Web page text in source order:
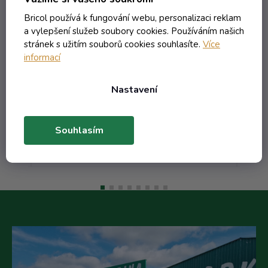
Bricol používá k fungování webu, personalizaci reklam
a vylepšení služeb soubory cookies. Používáním našich
stránek s užitím souborů cookies souhlasíte. Více
informací
Nastavení
Souhlasím
0.58 bezbarevná
Skladem
31,72 Kč/ ks